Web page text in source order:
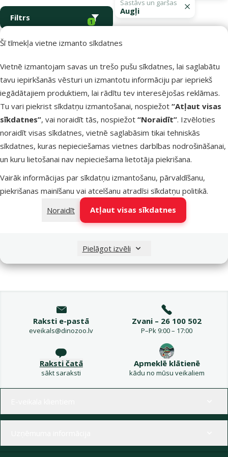
Šī tīmekļa vietne izmanto sīkdatnes
Vietnē izmantojam savas un trešo pušu sīkdatnes, lai saglabātu
tavu iepirkšanās vēsturi un izmantotu informāciju par iepriekš
iegādātajiem produktiem, lai rādītu tev interesējošas reklāmas.
Tu vari piekrist sīkdatņu izmantošanai, nospiežot “Atļaut visas
sīkdatnes”, vai noraidīt tās, nospiežot “Noraidīt”. Izvēloties
noraidīt visas sīkdatnes, vietnē saglabāsim tikai tehniskās
sīkdatnes, kuras nepieciešamas vietnes darbības nodrošināšanai,
un kuru lietošanai nav nepieciešama lietotāja piekrišana.
Vairāk informācijas par sīkdatņu izmantošanu, pārvaldīšanu,
piekrišanas mainīšanu vai atcelšanu atradīsi sīkdatņu politikā.
Noraidīt
Atļaut visas sīkdatnes
Pielāgot izvēli
Filtrs 1
Sastāvs un garšas
Augļi
Konservi
suņiem –
Ontario
Goose and
Cranberries,
Salmon Oil,
g
Oriģinālā
2,19 €
iesaka
Nav pieejams
Raksti e-pastā
eveikals@dinozoo.lv
Zvani – 26 100 502
P–Pk 9:00 – 17:00
Raksti čatā
sākt saraksti
Apmeklē klātienē
kādu no mūsu veikaliem